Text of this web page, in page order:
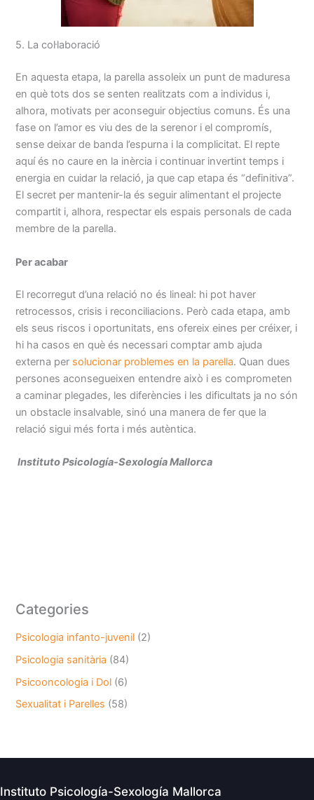
5. La col·laboració
En aquesta etapa, la parella assoleix un punt de maduresa
en què tots dos se senten realitzats com a individus i,
alhora, motivats per aconseguir objectius comuns. És una
fase on l’amor es viu des de la serenor i el compromís,
sense deixar de banda l’espurna i la complicitat. El repte
aquí és no caure en la inèrcia i continuar invertint temps i
energia en cuidar la relació, ja que cap etapa és “definitiva”.
El secret per mantenir-la és seguir alimentant el projecte
compartit i, alhora, respectar els espais personals de cada
membre de la parella.
Per acabar
El recorregut d’una relació no és lineal: hi pot haver
retrocessos, crisis i reconciliacions. Però cada etapa, amb
els seus riscos i oportunitats, ens ofereix eines per créixer, i
hi ha casos en què és necessari comptar amb ajuda
externa per solucionar problemes en la parella. Quan dues
persones aconsegueixen entendre això i es comprometen
a caminar plegades, les diferències i les dificultats ja no són
un obstacle insalvable, sinó una manera de fer que la
relació sigui més forta i més autèntica.
Instituto Psicología-Sexología Mallorca
Categories
Psicologia infanto-juvenil (2)
Psicologia sanitària (84)
Psicooncologia i Dol (6)
Sexualitat i Parelles (58)
Instituto Psicología-Sexología Mallorca